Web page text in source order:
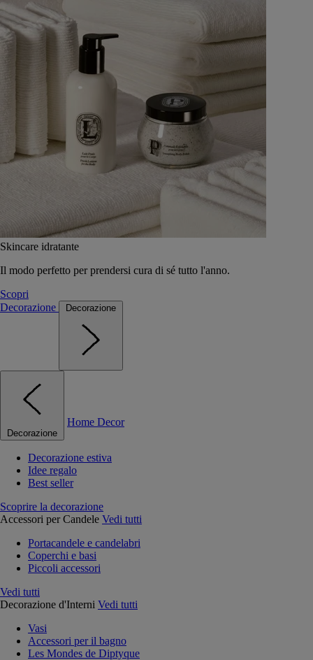
Skincare idratante
Il modo perfetto per prendersi cura di sé tutto l'anno.
Scopri
Decorazione
Decorazione
Decorazione
Home Decor
Decorazione estiva
Idee regalo
Best seller
Scoprire la decorazione
Accessori per Candele Vedi tutti
Portacandele e candelabri
Coperchi e basi
Piccoli accessori
Vedi tutti
Decorazione d'Interni Vedi tutti
Vasi
Accessori per il bagno
Les Mondes de Diptyque